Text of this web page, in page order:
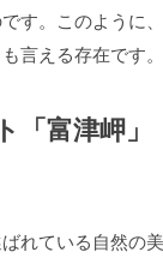
す。このように
言える存在です。
富津岬」
れている自然の